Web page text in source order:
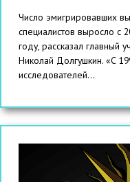
Число эмигрировавших
специалистов выросло с
году, рассказал главный
Николай Долгушкин. «С
исследователей...